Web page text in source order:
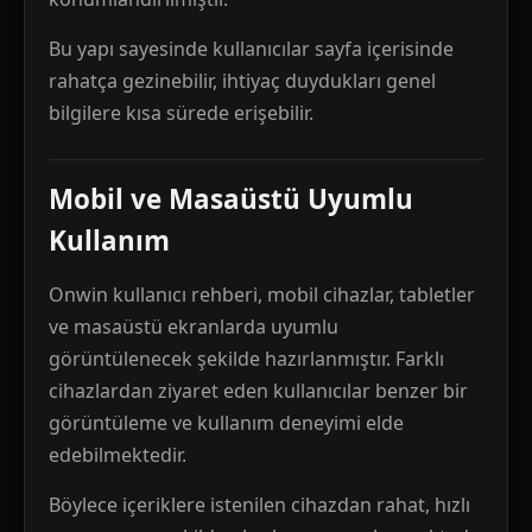
Bu yapı sayesinde kullanıcılar sayfa içerisinde
rahatça gezinebilir, ihtiyaç duydukları genel
bilgilere kısa sürede erişebilir.
Mobil ve Masaüstü Uyumlu
Kullanım
Onwin kullanıcı rehberi, mobil cihazlar, tabletler
ve masaüstü ekranlarda uyumlu
görüntülenecek şekilde hazırlanmıştır. Farklı
cihazlardan ziyaret eden kullanıcılar benzer bir
görüntüleme ve kullanım deneyimi elde
edebilmektedir.
Böylece içeriklere istenilen cihazdan rahat, hızlı